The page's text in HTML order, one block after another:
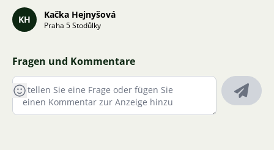
KH Kačka Hejnyšová
Praha 5 Stodůlky
Fragen und Kommentare